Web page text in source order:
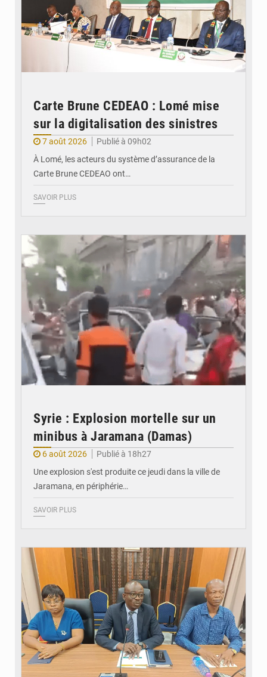
Carte Brune CEDEAO : Lomé mise
sur la digitalisation des sinistres
7 août 2026
Publié à 09h02
À Lomé, les acteurs du système d’assurance de la
Carte Brune CEDEAO ont…
SAVOIR PLUS
Syrie : Explosion mortelle sur un
minibus à Jaramana (Damas)
6 août 2026
Publié à 18h27
Une explosion s'est produite ce jeudi dans la ville de
Jaramana, en périphérie…
SAVOIR PLUS